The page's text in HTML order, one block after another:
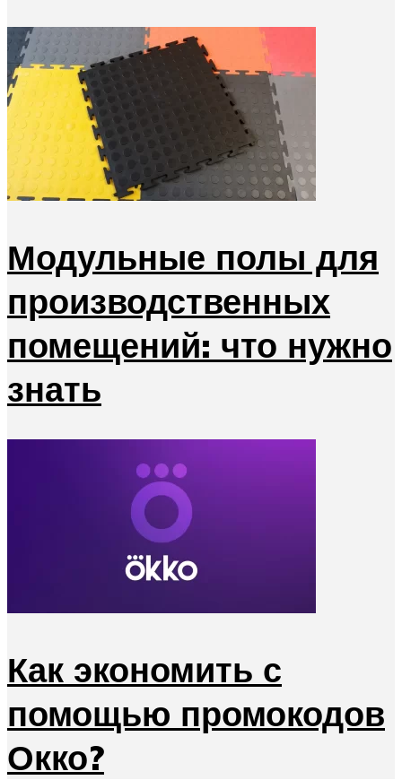
Модульные полы для
производственных
помещений: что нужно
знать
Как экономить с
помощью промокодов
Окко?